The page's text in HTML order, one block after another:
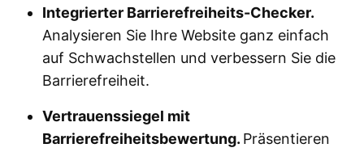
Integrierter Barrierefreiheits-Checker.
Analysieren Sie Ihre Website ganz einfach
auf Schwachstellen und verbessern Sie die
Barrierefreiheit.
Vertrauenssiegel mit
Barrierefreiheitsbewertung. Präsentieren